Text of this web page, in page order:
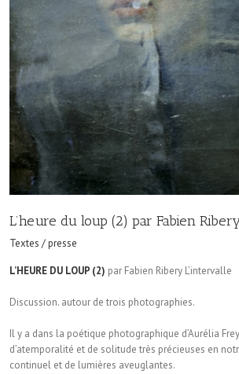
L’heure du loup (2) par Fabien
Textes / presse
L’HEURE DU LOUP (2) par Fabien Ribery L’intervalle
Discussion. autour de trois photographies.
Il y a dans la poétique photographique d’Aurélia
d’atemporalité et de solitude très précieuses en
continuel et de lumières aveuglantes.